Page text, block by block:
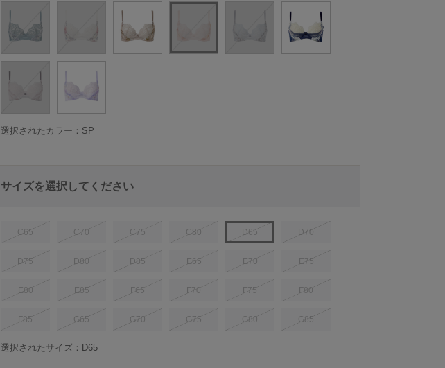
選択されたカラー：SP
サイズを選択してください
C65 C70 C75 C80 D65 D70
D75 D80 D85 E65 E70 E75
E80 E85 F65 F70 F75 F80
F85 G65 G70 G75 G80 G85
選択されたサイズ：D65